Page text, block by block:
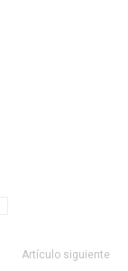
Artículo siguiente